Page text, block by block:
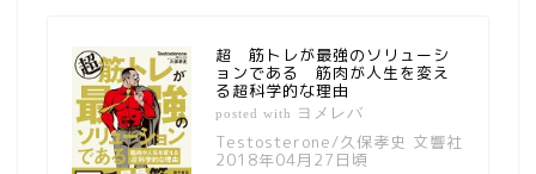
超 筋トレが最強のソリューシ
ョンである 筋肉が人生を変え
る超科学的な理由
posted with ヨメレバ
Testosterone/久保孝史 文響社
2018年04月27日頃